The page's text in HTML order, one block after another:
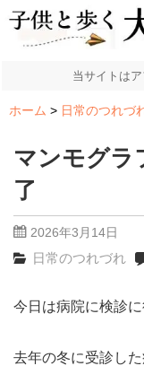
当サイトは
ホーム 日常のつれづ
マンモグラ
了
2026年3月14日
日常のつれづれ
今日は病院に検診に
去年の冬に受診し